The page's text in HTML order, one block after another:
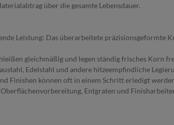
über die gesamte Lebensdauer.
Leistung: Das überarbeitete präzisionsgeformte
gleichmäßig und legen ständig frisches Korn
Edelstahl und andere hitzeempfindliche
Finishen können oft in einem Schritt erledigt
Entgraten und